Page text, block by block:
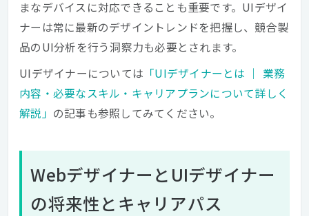
まなデバイスに対応できることも重要です。UIデザイ
ナーは常に最新のデザイントレンドを把握し、競合製
品のUI分析を行う洞察力も必要とされます。
UIデザイナーについては 「UIデザイナーとは ｜ 業務
内容・必要なスキル・キャリアプランについて詳しく
解説」 の記事も参照してみてください。
WebデザイナーとUIデザイナー
の将来性とキャリアパス